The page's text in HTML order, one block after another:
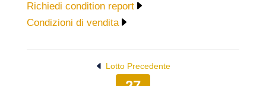
Richiedi condition report
Condizioni di vendita
Lotto Precedente